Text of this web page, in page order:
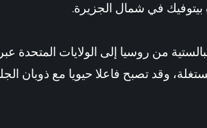
بيتوفيك في شمال الجزيرة.
من روسيا إلى الولايات المتحدة
وقد تصبح فاعلا حيويا مع ذوبان